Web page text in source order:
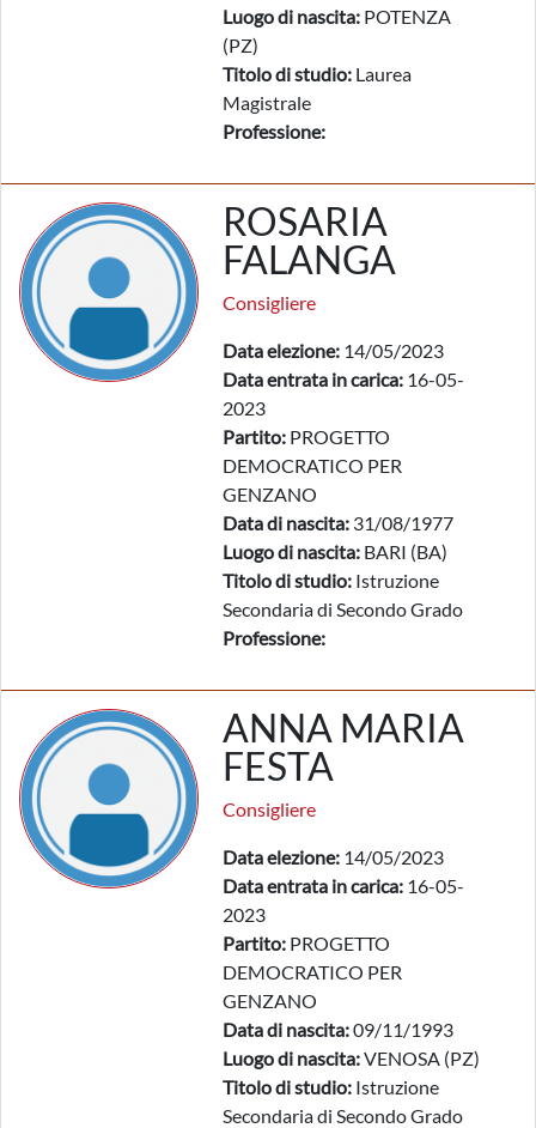
Luogo di nascita: POTENZA
(PZ)
Titolo di studio: Laurea
Magistrale
Professione:
ROSARIA
FALANGA
Consigliere
Data elezione: 14/05/2023
Data entrata in carica: 16-05-
2023
Partito: PROGETTO
DEMOCRATICO PER
GENZANO
Data di nascita: 31/08/1977
Luogo di nascita: BARI (BA)
Titolo di studio: Istruzione
Secondaria di Secondo Grado
Professione:
ANNA MARIA
FESTA
Consigliere
Data elezione: 14/05/2023
Data entrata in carica: 16-05-
2023
Partito: PROGETTO
DEMOCRATICO PER
GENZANO
Data di nascita:09/11/1993
Luogo di nascita:VENOSA (PZ)
Titolo di studio: Istruzione
Secondaria di Secondo Grado